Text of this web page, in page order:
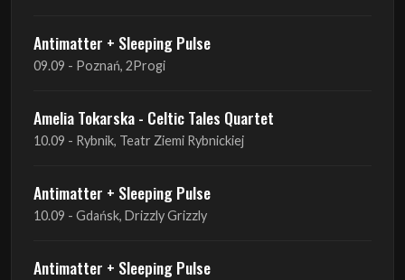
Antimatter + Sleeping Pulse
09.09 - Poznań, 2Progi
Amelia Tokarska - Celtic Tales Quartet
10.09 - Rybnik, Teatr Ziemi Rybnickiej
Antimatter + Sleeping Pulse
10.09 - Gdańsk, Drizzly Grizzly
Antimatter + Sleeping Pulse